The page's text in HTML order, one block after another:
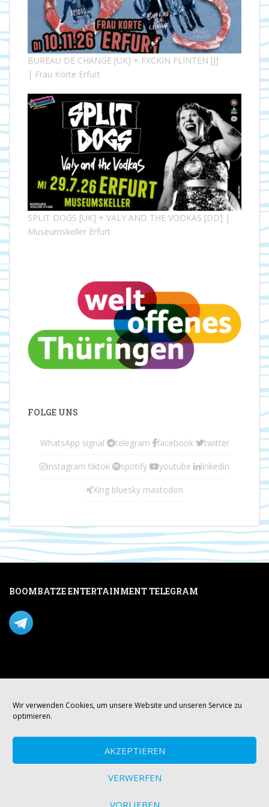
Wir verwenden Cookies, um unsere Website und unseren Service zu
optimieren.
AKZEPTIEREN
VERWERFEN
VORLIEBEN
BUREAU DE CHANGE [UK] + FXCKIN FLINTEN [J]
| Frau Korte Erfurt
SPLIT DOGS [UK] + VALY AND THE VODKAS [DD] |
Museumskeller Erfurt
FOLGE UNS
WhatsApp signal telegram facebook twitter
instagram tiktok spotify youtube linkedin
Xing bluesky mastodon
BOOMBATZE ENTERTAINMENT TELEGRAM